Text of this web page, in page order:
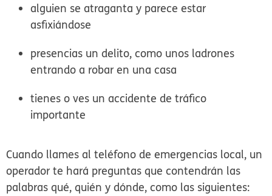
alguien se atraganta y parece estar
asfixiándose
presencias un delito, como unos ladrones
entrando a robar en una casa
tienes o ves un accidente de tráfico
importante
Cuando llames al teléfono de emergencias local, un
operador te hará preguntas que contendrán las
palabras qué, quién y dónde, como las siguientes: